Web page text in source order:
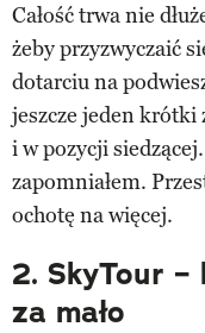
Całość trwa nie
żeby przyzwyczaić
dotarciu na
jeszcze jeden krótki
i w pozycji
zapomniałem.
ochotę na więcej.
2. SkyTour
za mało